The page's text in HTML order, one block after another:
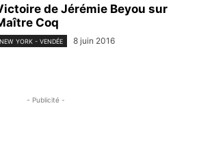
de Jérémie Beyou sur
Coq
NEW YORK - VENDÉE 8 juin 2016
- Publicité -